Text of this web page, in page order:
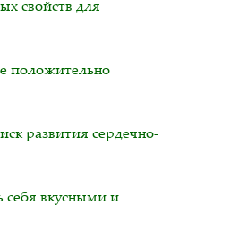
свойств для
положительно
развития сердечно-
себя вкусными и